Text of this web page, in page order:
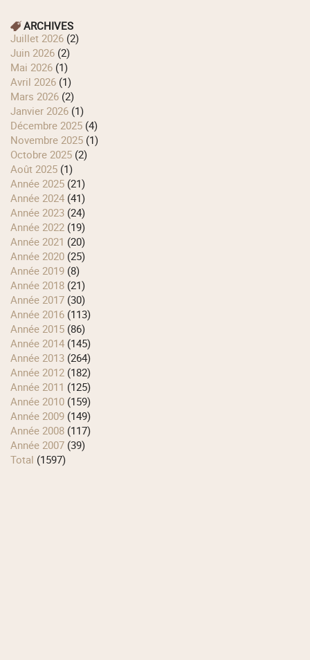
ARCHIVES
juillet 2026 (2)
juin 2026 (2)
mai 2026 (1)
avril 2026 (1)
mars 2026 (2)
janvier 2026 (1)
décembre 2025 (4)
novembre 2025 (1)
octobre 2025 (2)
août 2025 (1)
année 2025 (21)
année 2024 (41)
année 2023 (24)
année 2022 (19)
année 2021 (20)
année 2020 (25)
année 2019 (8)
année 2018 (21)
année 2017 (30)
année 2016 (113)
année 2015 (86)
année 2014 (145)
année 2013 (264)
année 2012 (182)
année 2011 (125)
année 2010 (159)
année 2009 (149)
année 2008 (117)
année 2007 (39)
total (1597)